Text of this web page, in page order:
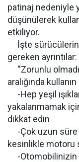
patinaj nedeniyle
düşünülerek
etkiliyor.
İşte sürücülerin
gereken ayrıntılar:
''Zorunlu
aralığında kullanın
-Hep yeşil
yakalanmamak
dikkat edin
-Çok uzun süre
kesinlikle motoru
-Otomobilinizin